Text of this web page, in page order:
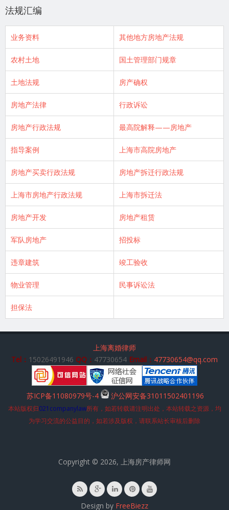
法规汇编
业务资料 其他地方房地产法规
农村土地 国土管理部门规章
土地法规 房产确权
房地产法律 行政诉讼
房地产行政法规 最高院解释——房地产
指导案例 上海市高院房地产
房地产买卖行政法规 房地产拆迁行政法规
上海市房地产行政法规 上海市拆迁法
房地产开发 房地产租赁
军队房地产 招投标
违章建筑 竣工验收
物业管理 民事诉讼法
担保法
上海离婚律师
Tel： 15026491946 QQ： 47730654 Email： 47730654@qq.com
苏ICP备11080979号-4 沪公网安备31011502401196
本站版权归021companylaw所有，如若转载请注明出处，本站转载之资源，均
为学习交流的公益目的，如若涉及版权，请联系站长审核后删除
Copyright © 2026, 上海房产律师网
Design by FreeBiezz